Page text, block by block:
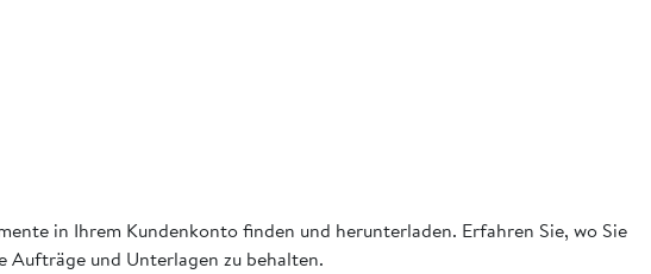
in Ihrem Kundenkonto finden und herunterladen. Erfahren Sie, wo Sie
und Unterlagen zu behalten.